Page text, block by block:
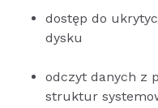
dostęp do
dysku
odczyt danych z
struktur